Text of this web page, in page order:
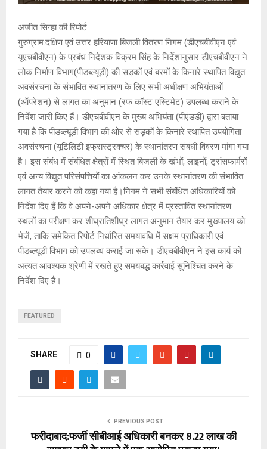
अजीत सिन्हा की रिपोर्ट
गुरुग्राम:दक्षिण एवं उत्तर हरियाणा बिजली वितरण निगम (डीएचबीवीएन एवं
यूएचबीवीएन) के प्रबंध निदेशक विक्रम सिंह के निर्देशानुसार डीएचबीवीएन ने
लोक निर्माण विभाग(पीडब्ल्यूडी) की सड़कों एवं बरमों के किनारे स्थापित विद्युत
अवसंरचना के संभावित स्थानांतरण के लिए सभी अधीक्षण अभियंताओं
(ऑपरेशन) से लागत का अनुमान (रफ कॉस्ट एस्टिमेट) उपलब्ध कराने के
निर्देश जारी किए हैं। डीएचबीवीएन के मुख्य अभियंता (पीएंडडी) द्वारा बताया
गया है कि पीडब्ल्यूडी विभाग की ओर से सड़कों के किनारे स्थापित उपयोगिता
अवसंरचना (यूटिलिटी इंफ्रास्ट्रक्चर) के स्थानांतरण संबंधी विवरण मांगा गया
है। इस संबंध में संबंधित क्षेत्रों में स्थित बिजली के खंभों, लाइनों, ट्रांसफार्मरों
एवं अन्य विद्युत परिसंपत्तियों का आंकलन कर उनके स्थानांतरण की संभावित
लागत तैयार करने को कहा गया है।निगम ने सभी संबंधित अधिकारियों को
निर्देश दिए हैं कि वे अपने-अपने अधिकार क्षेत्र में प्रस्तावित स्थानांतरण
स्थलों का परीक्षण कर शीघ्रातिशीघ्र लागत अनुमान तैयार कर मुख्यालय को
भेजें, ताकि समेकित रिपोर्ट निर्धारित समयावधि में सक्षम प्राधिकारी एवं
पीडब्ल्यूडी विभाग को उपलब्ध कराई जा सके। डीएचबीवीएन ने इस कार्य को
अत्यंत आवश्यक श्रेणी में रखते हुए समयबद्ध कार्रवाई सुनिश्चित करने के
निर्देश दिए हैं।
FEATURED
SHARE 0
PREVIOUS POST
फरीदाबाद:फर्जी सीबीआई अधिकारी बनकर ₹8.22 लाख की